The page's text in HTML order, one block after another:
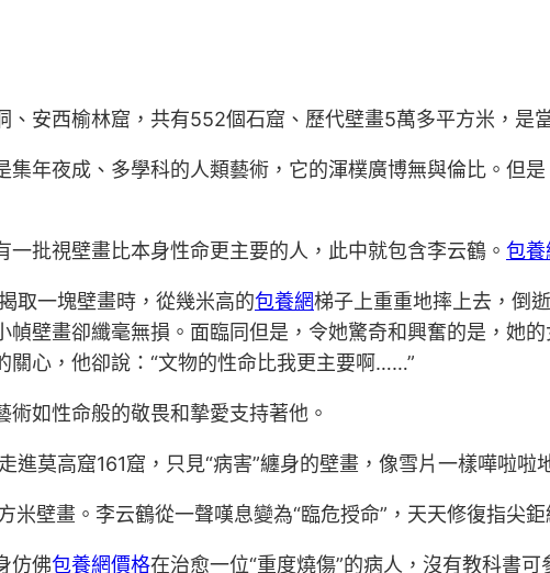
西榆林窟，共有552個石窟、歷代壁畫5萬多平方米，是
夜成、多學科的人類藝術，它的渾樸廣博無與倫比。但是
批視壁畫比本身性命更主要的人，此中就包含李云鶴。 包
一塊壁畫時，從幾米高的包養網梯子上重重地摔上去，倒
幀壁畫卻纖毫無損。面臨同但是，令她驚奇和興奮的是，她
關心，他卻說：“文物的性命比我更主要啊……”
如性命般的敬畏和摯愛支持著他。
進莫高窟161窟，只見“病害”纏身的壁畫，像雪片一樣嘩啦啦
畫。李云鶴從一聲嘆息變為“臨危授命”，天天修復指尖鉅
仿佛包養網價格在治愈一位“重度燒傷”的病人，沒有教科書